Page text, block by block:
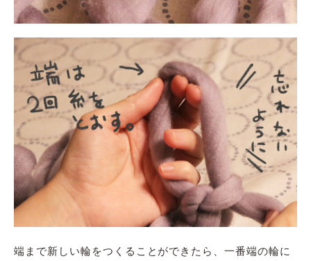
端まで新しい輪をつくることができたら、一番端の輪に